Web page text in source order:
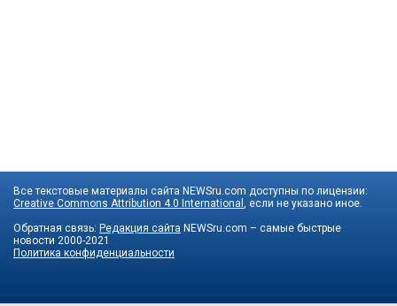
Все текстовые материалы сайта NEWSru.com доступны по лицензии:
Creative Commons Attribution 4.0 International
, если не указано иное.
Обратная связь: Редакция сайта NEWSru.com – самые быстрые
новости 2000-2021
Политика конфиденциальности